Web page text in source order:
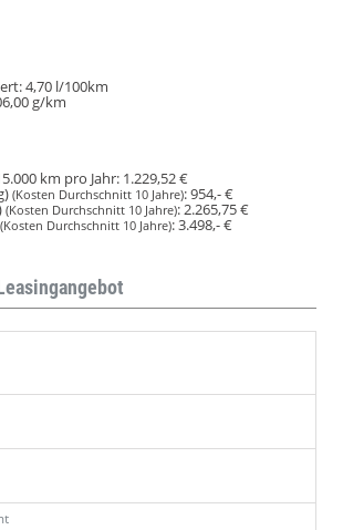
4,70 l/100km
g/km
km pro Jahr: 1.229,52 €
(Kosten Durchschnitt 10 Jahre):954,- €
(Kosten Durchschnitt 10 Jahre):2.265,75 €
(Kosten Durchschnitt 10 Jahre):3.498,- €